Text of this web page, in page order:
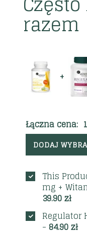
razem
+
Łączna cena:
DODAJ
This
mg +
39.90zł
Regulator
-84.90zł